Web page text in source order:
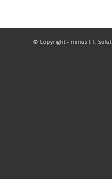
© Copyright - minus I.T.